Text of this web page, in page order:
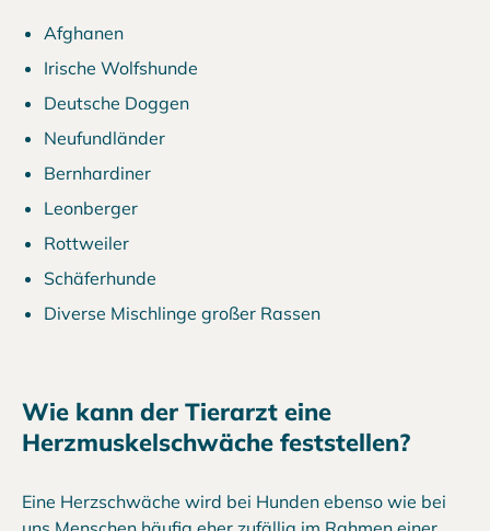
Afghanen
Irische Wolfshunde
Deutsche Doggen
Neufundländer
Bernhardiner
Leonberger
Rottweiler
Schäferhunde
Diverse Mischlinge großer Rassen
Wie kann der Tierarzt eine
Herzmuskelschwäche feststellen?
Eine Herzschwäche wird bei Hunden ebenso wie bei